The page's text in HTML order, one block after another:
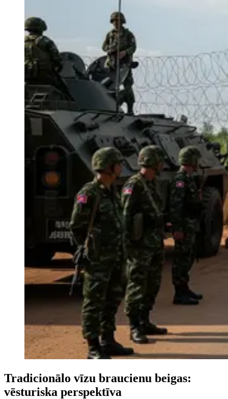
Tradicionālo vīzu braucienu beigas:
vēsturiska perspektīva